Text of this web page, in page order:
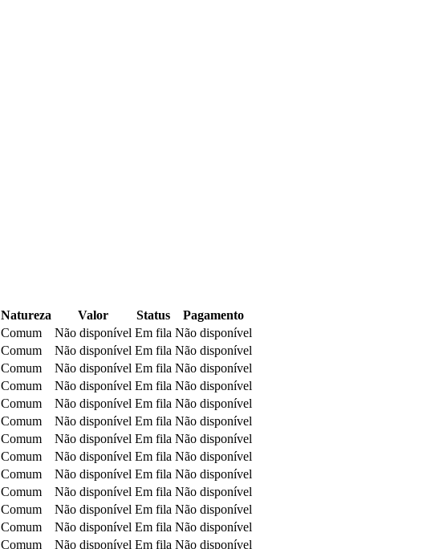
Natureza Valor Status
Pagamento
Comum Não disponível Em fila Não disponível
Comum Não disponível Em fila Não disponível
Comum Não disponível Em fila Não disponível
Comum Não disponível Em fila Não disponível
Comum Não disponível Em fila Não disponível
Comum Não disponível Em fila Não disponível
Comum Não disponível Em fila Não disponível
Comum Não disponível Em fila Não disponível
Comum Não disponível Em fila Não disponível
Comum Não disponível Em fila Não disponível
Comum Não disponível Em fila Não disponível
Comum Não disponível Em fila Não disponível
Comum Não disponível Em fila Não disponível